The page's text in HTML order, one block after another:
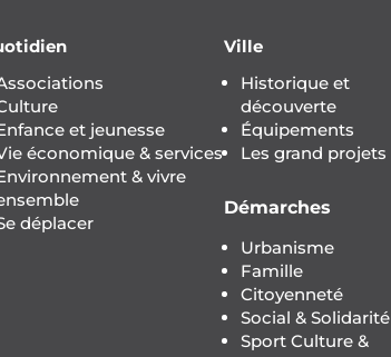
et jeunesse
économique & services
& vivre
déplacer
Ville
Historique et
découverte
Équipements
Les grand projets
Démarches
Urbanisme
Famille
Citoyenneté
Social & Solidarité
Sport Culture &